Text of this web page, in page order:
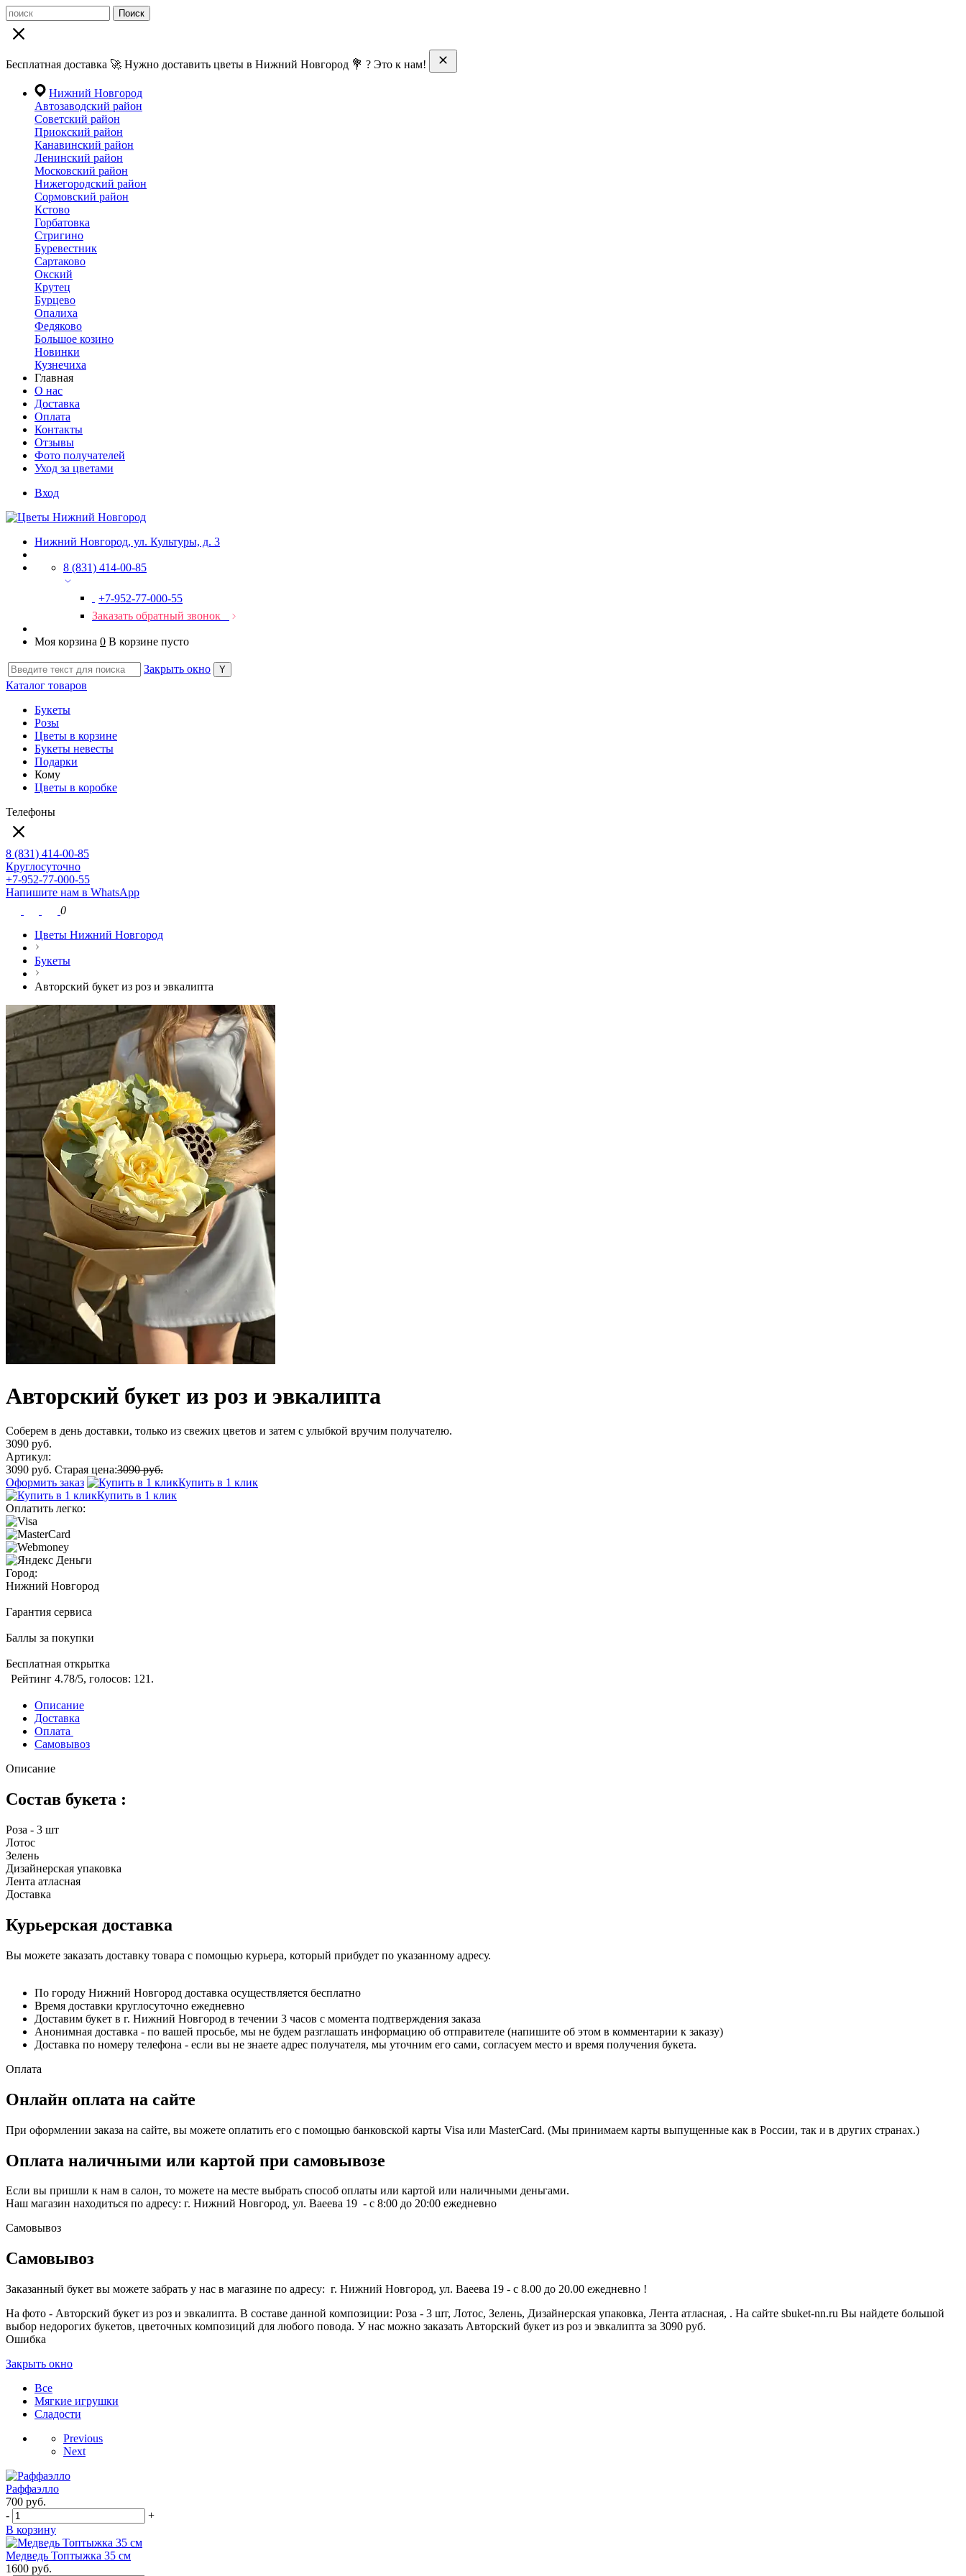
Поиск
Бесплатная доставка 🚀 Нужно доставить цветы в Нижний Новгород 💐 ? Это к нам!
Нижний Новгород
Автозаводский район
Советский район
Приокский район
Канавинский район
Ленинский район
Московский район
Нижегородский район
Сормовский район
Кстово
Горбатовка
Стригино
Буревестник
Сартаково
Окский
Крутец
Бурцево
Опалиха
Федяково
Большое козино
Новинки
Кузнечиха
Главная
О нас
Доставка
Оплата
Контакты
Отзывы
Фото получателей
Уход за цветами
Вход
Нижний Новгород, ул. Культуры, д. 3
8 (831) 414-00-85
+7-952-77-000-55
Заказать обратный звонок
Моя корзина 0 В корзине пусто
Закрыть окно
Каталог товаров
Букеты
Розы
Цветы в корзине
Букеты невесты
Подарки
Кому
Цветы в коробке
Телефоны
8 (831) 414-00-85
Круглосуточно
+7-952-77-000-55
Напишите нам в WhatsApp
0
Цветы Нижний Новгород
Букеты
Авторский букет из роз и эвкалипта
Авторский букет из роз и эвкалипта
Соберем в день доставки, только из свежих цветов и затем с улыбкой вручим получателю.
3090 руб.
Артикул:
3090 руб. Старая цена:3090 руб.
Оформить заказ
Купить в 1 клик
Купить в 1 клик
Оплатить легко:
Город:
Нижний Новгород
Гарантия сервиса
Баллы за покупки
Бесплатная открытка
Рейтинг 4.78/5, голосов: 121 .
Описание
Доставка
Оплата
Самовывоз
Описание
Состав букета :
Роза - 3 шт
Лотос
Зелень
Дизайнерская упаковка
Лента атласная
Доставка
Курьерская доставка
Вы можете заказать доставку товара с помощью курьера, который прибудет по указанному адресу.
По городу Нижний Новгород доставка осуществляется бесплатно
Время доставки круглосуточно ежедневно
Доставим букет в г. Нижний Новгород в течении 3 часов с момента подтверждения заказа
Анонимная доставка - по вашей просьбе, мы не будем разглашать информацию об отправителе (напишите об этом в комментарии к заказу)
Доставка по номеру телефона - если вы не знаете адрес получателя, мы уточним его сами, согласуем место и время получения букета.
Оплата
Онлайн оплата на сайте
При оформлении заказа на сайте, вы можете оплатить его с помощью банковской карты Visa или MasterCard. (Мы принимаем карты выпущенные как в России, так и в других странах.)
Оплата наличными или картой при самовывозе
Если вы пришли к нам в салон, то можете на месте выбрать способ оплаты или картой или наличными деньгами.
Наш магазин находиться по адресу: г. Нижний Новгород, ул. Ваеева 19 - с 8:00 до 20:00 ежедневно
Самовывоз
Самовывоз
Заказанный букет вы можете забрать у нас в магазине по адресу: г. Нижний Новгород, ул. Ваеева 19 - с 8.00 до 20.00 ежедневно !
На фото - Авторский букет из роз и эвкалипта. В составе данной композиции: Роза - 3 шт, Лотос, Зелень, Дизайнерская упаковка, Лента атласная, . На сайте sbuket-nn.ru Вы найдете большой
выбор недорогих букетов, цветочных композиций для любого повода. У нас можно заказать Авторский букет из роз и эвкалипта за 3090 руб.
Ошибка
Закрыть окно
Все
Мягкие игрушки
Сладости
Previous
Next
Раффаэлло
700 руб.
-
+
В корзину
Медведь Топтыжка 35 см
1600 руб.